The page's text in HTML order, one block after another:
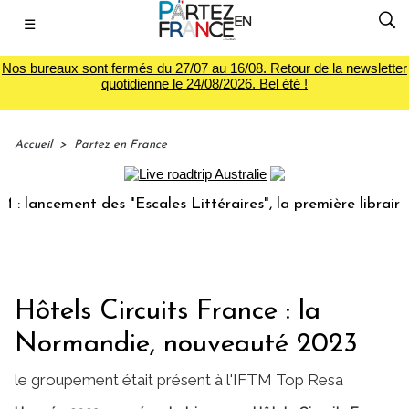
☰
Nos bureaux sont fermés du 27/07 au 16/08. Retour de la newsletter
quotidienne le 24/08/2026. Bel été !
Accueil > Partez en France
des "Escales Littéraires", la première librairie du
Hôtels Circuits France : la
Normandie, nouveauté 2023
le groupement était présent à l'IFTM Top Resa